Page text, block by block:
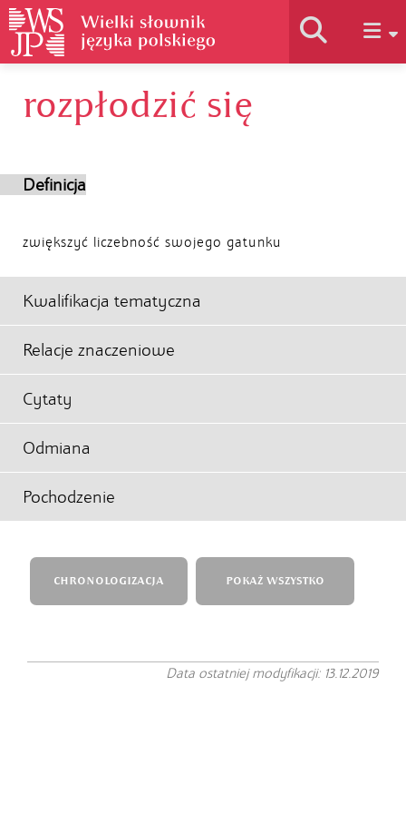
Historia słownika
rozpłodzić się
Definicja
zwiększyć liczebność swojego gatunku
Kwalifikacja tematyczna
Relacje znaczeniowe
Cytaty
Odmiana
Pochodzenie
CHRONOLOGIZACJA POKAŻ WSZYSTKO
Data ostatniej modyfikacji: 13.12.2019